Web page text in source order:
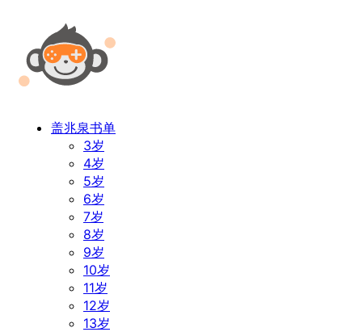
盖兆泉书单
3岁
4岁
5岁
6岁
7岁
8岁
9岁
10岁
11岁
12岁
13岁